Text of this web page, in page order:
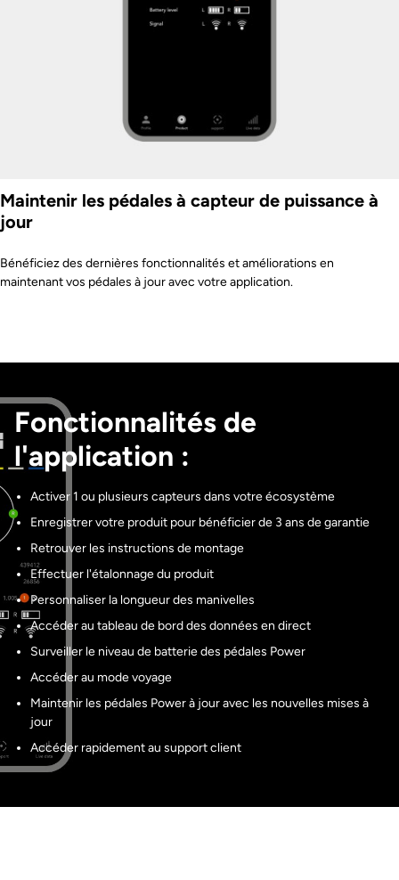
Maintenir les pédales à capteur de puissance à
jour
Bénéficiez des dernières fonctionnalités et améliorations en
maintenant vos pédales à jour avec votre application.
Fonctionnalités de
l'application :
Activer 1 ou plusieurs capteurs dans votre écosystème
Enregistrer votre produit pour bénéficier de 3 ans de garantie
Retrouver les instructions de montage
Effectuer l'étalonnage du produit
Personnaliser la longueur des manivelles
Accéder au tableau de bord des données en direct
Surveiller le niveau de batterie des pédales Power
Accéder au mode voyage
Maintenir les pédales Power à jour avec les nouvelles mises à
jour
Accéder rapidement au support client